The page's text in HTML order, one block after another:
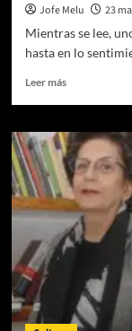
Jofe Melu 23
Mientras se lee,
hasta en lo
Leer másLeer
El
Zigzag
de
la
Gacela:
universos
poéticos
breves
significativos